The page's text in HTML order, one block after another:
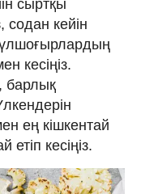
сыртқы
кейін
кесіңіз.
барлық
ең кішкентай
кесіңіз.